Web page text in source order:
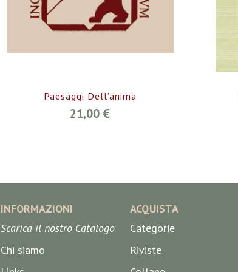
Paesaggi Dell’anima
21,00 €
INFORMAZIONI
Scarica il nostro Catalogo
Chi siamo
ACQUISTA
Categorie
Riviste